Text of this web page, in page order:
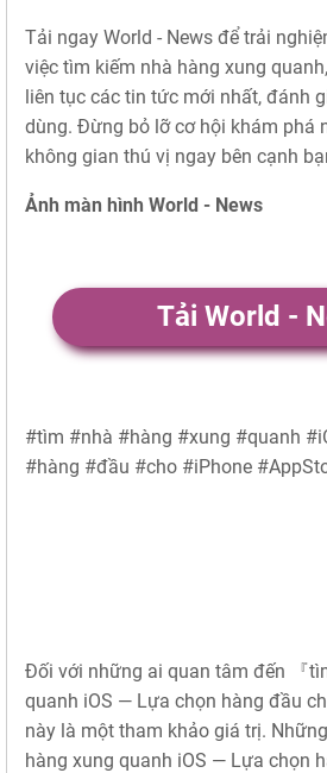
Tải ngay World - News để trải
việc tìm kiếm nhà hàng xung
liên tục các tin tức mới nhất, đánh
dùng. Đừng bỏ lỡ cơ hội khám phá
không gian thú vị ngay bên cạnh
Ảnh màn hình World - News
Tải World -
#tìm #nhà #hàng #xung #quanh
#hàng #đầu #cho #iPhone
Đối với những ai quan tâm đến 『
quanh iOS — Lựa chọn hàng đầu
này là một tham khảo giá trị.
hàng xung quanh iOS — Lựa chọn